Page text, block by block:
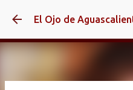
Ir al
El Ojo de